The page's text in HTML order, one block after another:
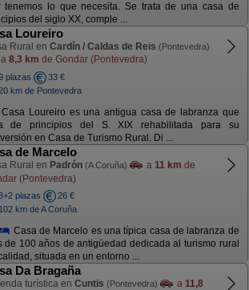
tenemos lo que necesita. Se trata de una casa de
del siglo XX, comple ...
Loureiro
Rural en Cardín / Caldas de Reis (Pontevedra)
a 8,3 km de Gondar (Pontevedra)
plazas
33 €
km de Pontevedra
Casa Loureiro es una antigua casa de labranza que
de principios del S. XIX rehabilitada para su
en Casa de Turismo Rural. Di ...
de Marcelo
Rural en Padrón (A Coruña) a 11 km de
(Pontevedra)
plazas
26 €
102 km de A Coruña
Casa de Marcelo es una típica casa de labranza de
de 100 años de antigüedad dedicada al turismo rural
situada en un entorno ...
Da Bragaña
turística en Cuntis (Pontevedra) a 11,8